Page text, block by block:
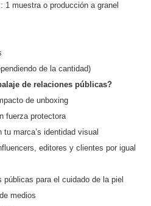
: 1 muestra o producción a granel
de la cantidad)
de relaciones públicas?
de unboxing
fuerza protectora
marca’s identidad visual
editores y clientes por igual
para el cuidado de la piel
medios